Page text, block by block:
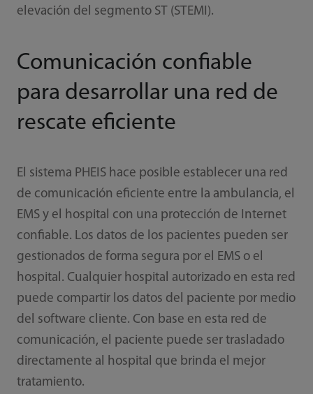
elevación del segmento ST (STEMI).
Comunicación confiable
para desarrollar una red de
rescate eficiente
El sistema PHEIS hace posible establecer una red
de comunicación eficiente entre la ambulancia, el
EMS y el hospital con una protección de Internet
confiable. Los datos de los pacientes pueden ser
gestionados de forma segura por el EMS o el
hospital. Cualquier hospital autorizado en esta red
puede compartir los datos del paciente por medio
del software cliente. Con base en esta red de
comunicación, el paciente puede ser trasladado
directamente al hospital que brinda el mejor
tratamiento.